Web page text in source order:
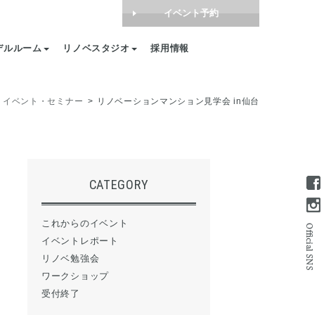
ルルーム リノベスタジオ 採用情報
イベント予約
イベント・セミナー リノベーションマンション見学会 in仙台
CATEGORY
これからのイベント
イベントレポート
リノベ勉強会
ワークショップ
受付終了